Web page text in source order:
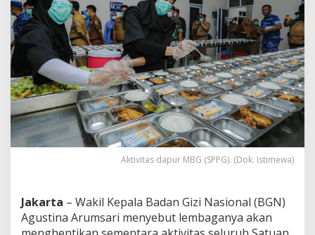
s
i
o
n
a
l
D
a
p
u
r
M
B
l
a
Aktivitas dapur MBG (SPPG). (Dok. Istimewa)
Jakarta – Wakil Kepala Badan Gizi Nasional (BGN)
Agustina Arumsari menyebut lembaganya akan